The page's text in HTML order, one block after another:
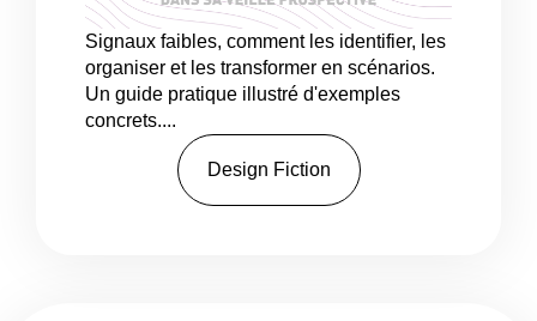
Signaux faibles, comment les identifier, les
organiser et les transformer en scénarios.
Un guide pratique illustré d'exemples
concrets....
Design Fiction